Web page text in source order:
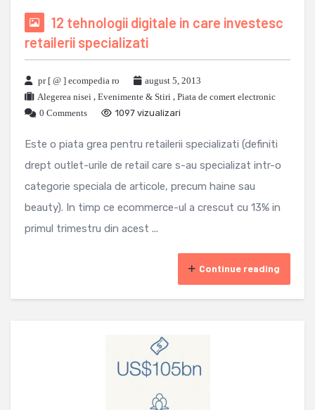
12 tehnologii digitale in care investesc
retailerii specializati
pr [ @ ] ecompedia ro
august 5, 2013
Alegerea nisei , Evenimente & Stiri , Piata de comert electronic
0 Comments
1097 vizualizari
Este o piata grea pentru retailerii specializati (definiti
drept outlet-urile de retail care s-au specializat intr-o
categorie speciala de articole, precum haine sau
beauty). In timp ce ecommerce-ul a crescut cu 13% in
primul trimestru din acest ...
Continue reading